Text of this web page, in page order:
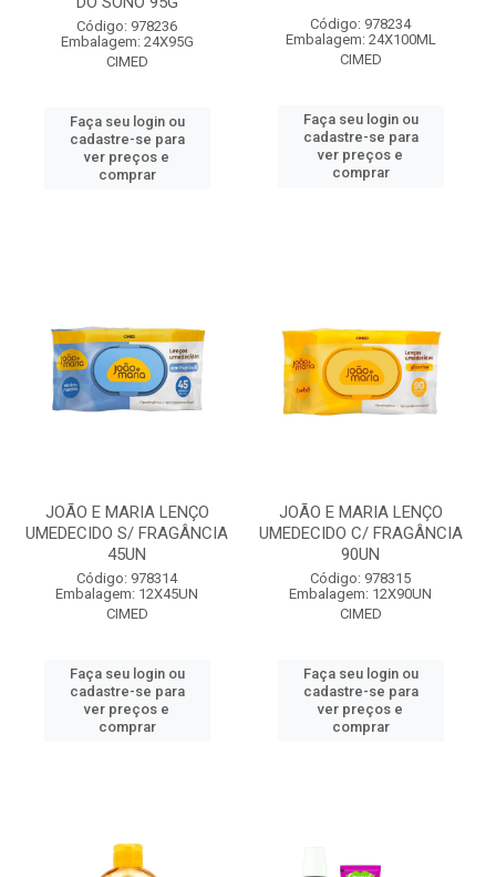
Código: 978236
Embalagem: 24X95G
CIMED
Faça seu login ou
cadastre-se para
ver preços e
comprar
Código: 978234
Embalagem: 24X100ML
CIMED
Faça seu login ou
cadastre-se para
ver preços e
comprar
JOÃO E MARIA LENÇO
UMEDECIDO S/ FRAGÂNCIA
45UN
Código: 978314
Embalagem: 12X45UN
CIMED
Faça seu login ou
cadastre-se para
ver preços e
comprar
JOÃO E MARIA LENÇO
UMEDECIDO C/ FRAGÂNCIA
90UN
Código: 978315
Embalagem: 12X90UN
CIMED
Faça seu login ou
cadastre-se para
ver preços e
comprar